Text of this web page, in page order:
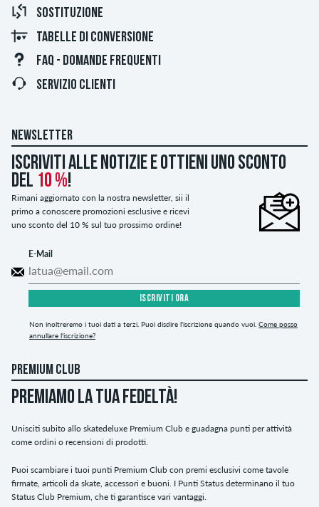
SOSTITUZIONE
TABELLE DI CONVERSIONE
FAQ - DOMANDE FREQUENTI
SERVIZIO CLIENTI
NEWSLETTER
Iscriviti alle notizie e ottieni uno sconto
del 10 %!
Rimani aggiornato con la nostra newsletter, sii il
primo a conoscere promozioni esclusive e ricevi
uno sconto del 10 % sul tuo prossimo ordine!
E-Mail
ISCRIVITI ORA
Non inoltreremo i tuoi dati a terzi. Puoi disdire l'iscrizione quando vuoi. Come posso
annullare l'iscrizione?
PREMIUM CLUB
PREMIAMO LA TUA FEDELTÀ!
Unisciti subito allo skatedeluxe Premium Club e guadagna punti per attività
come ordini o recensioni di prodotti.
Puoi scambiare i tuoi punti Premium Club con premi esclusivi come tavole
firmate, articoli da skate, accessori e buoni. I Punti Status determinano il tuo
Status Club Premium, che ti garantisce vari vantaggi.